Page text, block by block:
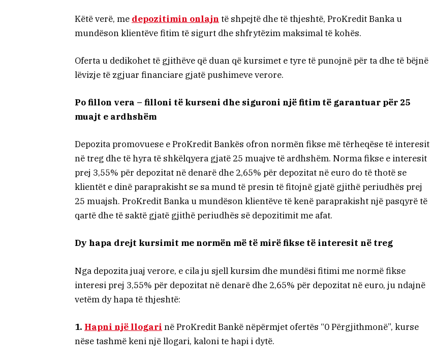
Këtë verë, me depozitimin onlajn të shpejtë dhe të thjeshtë, ProKredit Banka u
mundëson klientëve fitim të sigurt dhe shfrytëzim maksimal të kohës.
Oferta u dedikohet të gjithëve që duan që kursimet e tyre të punojnë për ta dhe të bëjnë
lëvizje të zgjuar financiare gjatë pushimeve verore.
Po fillon vera – filloni të kurseni dhe siguroni një fitim të garantuar për 25
muajt e ardhshëm
Depozita promovuese e ProKredit Bankës ofron normën fikse më tërheqëse të interesit
në treg dhe të hyra të shkëlqyera gjatë 25 muajve të ardhshëm. Norma fikse e interesit
prej 3,55% për depozitat në denarë dhe 2,65% për depozitat në euro do të thotë se
klientët e dinë paraprakisht se sa mund të presin të fitojnë gjatë gjithë periudhës prej
25 muajsh. ProKredit Banka u mundëson klientëve të kenë paraprakisht një pasqyrë të
qartë dhe të saktë gjatë gjithë periudhës së depozitimit me afat.
Dy hapa drejt kursimit me normën më të mirë fikse të interesit në treg
Nga depozita juaj verore, e cila ju sjell kursim dhe mundësi fitimi me normë fikse
interesi prej 3,55% për depozitat në denarë dhe 2,65% për depozitat në euro, ju ndajnë
vetëm dy hapa të thjeshtë:
1. Hapni një llogari në ProKredit Bankë nëpërmjet ofertës “0 Përgjithmonë”, kurse
nëse tashmë keni një llogari, kaloni te hapi i dytë.